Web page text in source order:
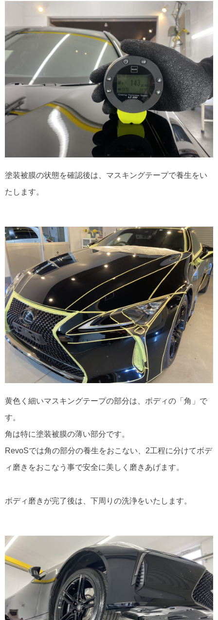
塗装被膜の状態を確認後は、マスキングテープで養生をい
たします。
黄色く細いマスキングテープの部分は、ボディの「角」で
す。
角は特に塗装被膜の薄い部分です。
RevoSでは角の部分の養生をおこない、2工程に分けてボデ
ィ磨きをおこなう事で安全に美しく磨きあげます。
ボディ磨きが完了後は、下周りの洗浄をいたします。